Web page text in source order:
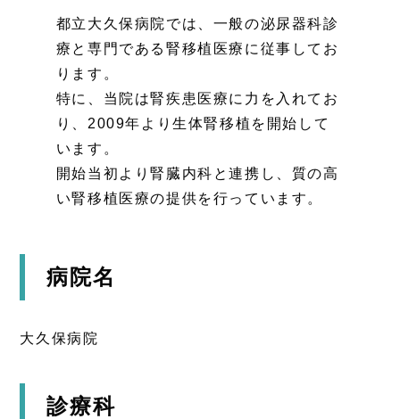
都立大久保病院では、一般の泌尿器科診
療と専門である腎移植医療に従事してお
ります。
特に、当院は腎疾患医療に力を入れてお
り、2009年より生体腎移植を開始して
います。
開始当初より腎臓内科と連携し、質の高
い腎移植医療の提供を行っています。
病院名
大久保病院
診療科